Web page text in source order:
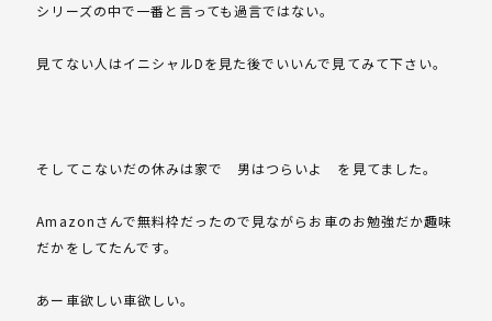
シリーズの中で一番と言っても過言ではない。
見てない人はイニシャルDを見た後でいいんで見てみて下さい。
そしてこないだの休みは家で 男はつらいよ を見てました。
Amazonさんで無料枠だったので見ながらお車のお勉強だか趣味
だかをしてたんです。
あー車欲しい車欲しい。